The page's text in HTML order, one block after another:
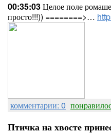
00:35:03Целое поле
просто!!!)) ========>…
комментарии: 0
Птичка на хвосте